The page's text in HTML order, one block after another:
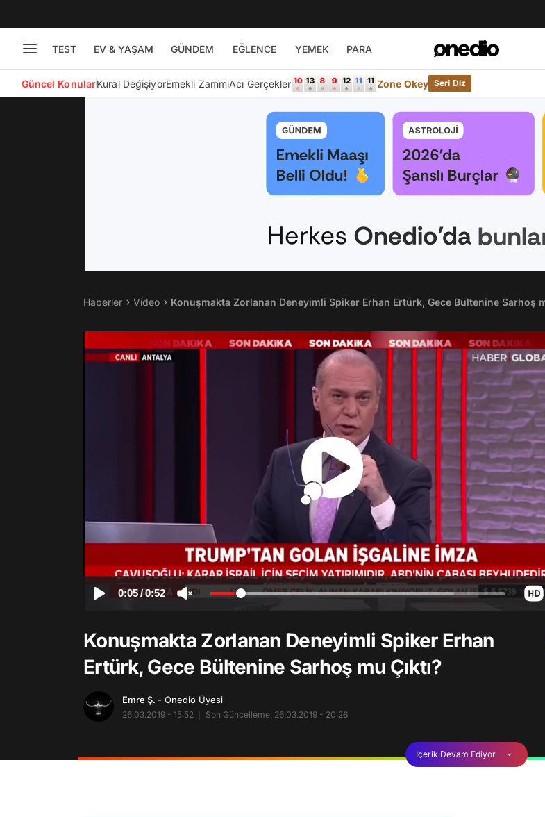
TEST EV & YAŞAM GÜNDEM EĞLENCE YEMEK PARA
Güncel KonularKural DeğişiyorEmekli ZammıAcı Gerçekler Zone Okey Seri Diz
Haberler Video Konuşmakta Zorlanan Deneyimli Spiker Erhan Ertürk, Gece Bültenine Sarhoş
0:05/0:52
Konuşmakta Zorlanan Deneyimli Spiker Erhan
Ertürk, Gece Bültenine Sarhoş mu Çıktı?
Emre Ş. - Onedio Üyesi
26.03.2019 - 15:52 Son Güncelleme: 26.03.2019 - 20:26
İçerik Devam Ediyor